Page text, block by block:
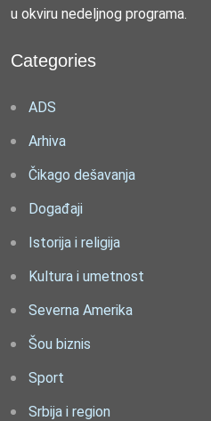
u okviru nedeljnog programa.
Categories
ADS
Arhiva
Čikago dešavanja
Događaji
Istorija i religija
Kultura i umetnost
Severna Amerika
Šou biznis
Sport
Srbija i region